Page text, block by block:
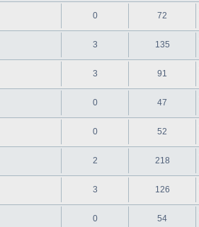
0 72
3 135
3 91
0 47
0 52
2 218
3 126
0 54